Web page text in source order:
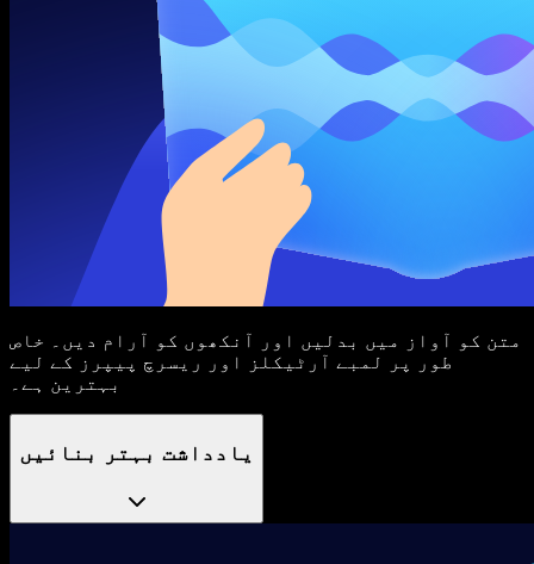
متن کو آواز میں بدلیں اور آنکھوں کو آرام دیں۔ خاص
طور پر لمبے آرٹیکلز اور ریسرچ پیپرز کے لیے
بہترین ہے۔
یادداشت بہتر بنائیں